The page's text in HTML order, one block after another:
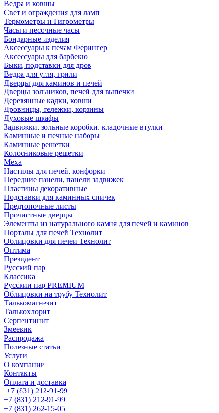
Ведра и ковшы
Свет и ограждения для ламп
Термометры и Гигрометры
Часы и песочные часы
Бондарные изделия
Аксессуары к печам Ферингер
Аксессуары для барбекю
Быки, подставки для дров
Ведра для угля, грили
Дверцы для каминов и печей
Дверцы зольников, печей для выпечки
Деревянные кадки, ковши
Дровницы, тележки, корзины
Духовые шкафы
Задвижки, зольные коробки, кладочные втулки
Каминные и печные наборы
Каминные решетки
Колосниковые решетки
Меха
Настилы для печей, конфорки
Передние панели, панели задвижек
Пластины декоративные
Подставки для каминных спичек
Предтопочные листы
Прочистные дверцы
Элементы из натурального камня для печей и каминов
Порталы для печей Технолит
Облицовки для печей Технолит
Оптима
Президент
Русский пар
Классика
Русский пар PREMIUM
Облицовки на трубу Технолит
Талькомагнезит
Талькохлорит
Серпентинит
Змеевик
Распродажа
Полезные статьи
Услуги
О компании
Контакты
Оплата и доставка
+7 (831) 212-91-99
+7 (831) 212-91-99
+7 (831) 262-15-05